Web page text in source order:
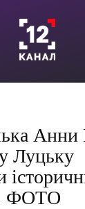
Анни
у Луцьку
ФОТО